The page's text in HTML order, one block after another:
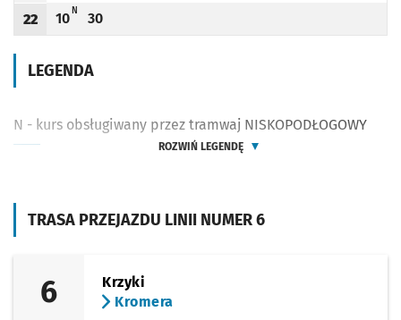
TRASA PRZEJAZDU LINII NUMER 6
6
Krzyki
Kromera
Godzina odjazdu
22
Odjazd
10
minut po godzinie 22
N
Odjazd
30
minut po godzinie 22
LEGENDA
N - kurs obsługiwany przez tramwaj NISKOPODŁOGOWY
ROZWIŃ LEGENDĘ